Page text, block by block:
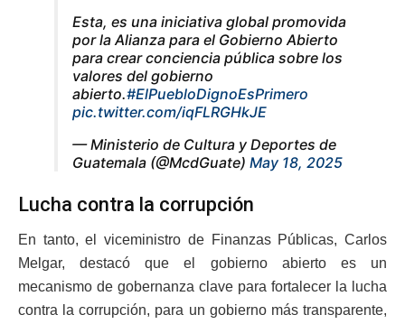
Esta, es una iniciativa global promovida
por la Alianza para el Gobierno Abierto
para crear conciencia pública sobre los
valores del gobierno
abierto.#ElPuebloDignoEsPrimero
pic.twitter.com/iqFLRGHkJE
— Ministerio de Cultura y Deportes de
Guatemala (@McdGuate) May 18, 2025
Lucha contra la corrupción
En tanto, el viceministro de Finanzas Públicas, Carlos
Melgar, destacó que el gobierno abierto es un
mecanismo de gobernanza clave para fortalecer la lucha
contra la corrupción, para un gobierno más transparente,